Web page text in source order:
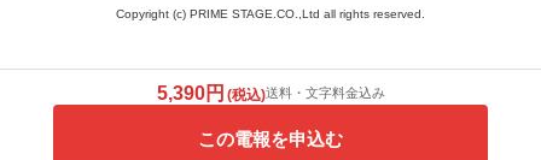
Copyright (c) PRIME STAGE.CO.,Ltd all rights reserved.
5,390円 (税込)送料・文字料金込み
この電報を申込む